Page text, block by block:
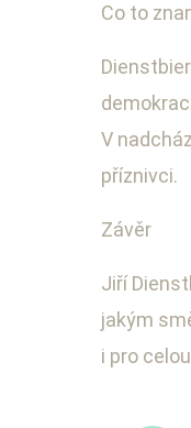
Co to
V
příznivci.
Závěr
Jiří
jakým
i pro